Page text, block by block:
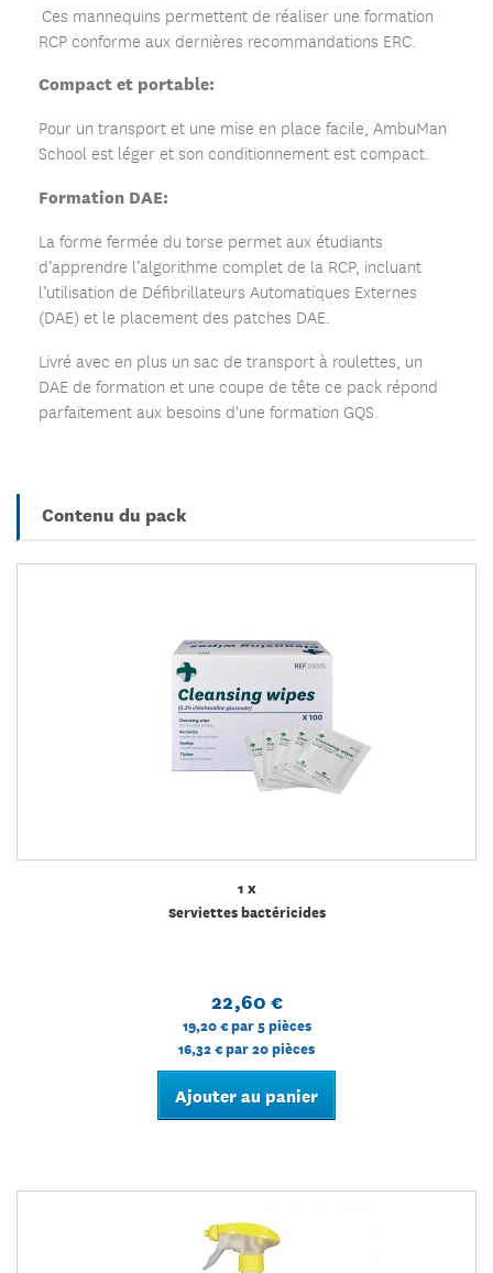
Ces mannequins permettent de réaliser une formation
RCP conforme aux dernières recommandations ERC.
Compact et portable:
Pour un transport et une mise en place facile, AmbuMan
School est léger et son conditionnement est compact.
Formation DAE:
La forme fermée du torse permet aux étudiants
d’apprendre l’algorithme complet de la RCP, incluant
l’utilisation de Défibrillateurs Automatiques Externes
(DAE) et le placement des patches DAE.
Livré avec en plus un sac de transport à roulettes, un
DAE de formation et une coupe de tête ce pack répond
parfaitement aux besoins d'une formation GQS.
Contenu du pack
1 x
Serviettes bactéricides
22,60 €
19,20 €par 5 pièces
16,32 €par 20 pièces
Ajouter au panier